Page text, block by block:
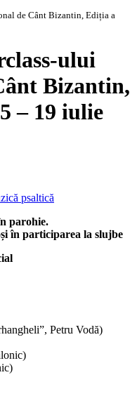
de Cânt Bizantin, Ediția a
ului
Bizantin,
– 19 iulie
psaltică
parohie.
în participarea la slujbe
Petru Vodă)